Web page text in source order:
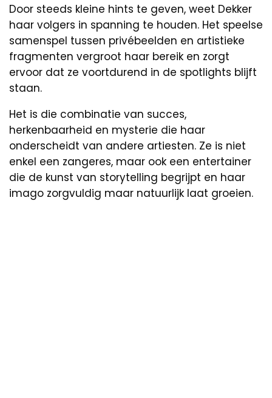
Door steeds kleine hints te geven, weet Dekker
haar volgers in spanning te houden. Het speelse
samenspel tussen privébeelden en artistieke
fragmenten vergroot haar bereik en zorgt
ervoor dat ze voortdurend in de spotlights blijft
staan.
Het is die combinatie van succes,
herkenbaarheid en mysterie die haar
onderscheidt van andere artiesten. Ze is niet
enkel een zangeres, maar ook een entertainer
die de kunst van storytelling begrijpt en haar
imago zorgvuldig maar natuurlijk laat groeien.